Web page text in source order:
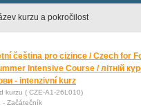
kurzu a pokročilost
čeština pro cizince / Czech for
Intensive Course / літній
- intenzivní kurz
kurzu ( CZE-A1-26L010)
- Začátečník